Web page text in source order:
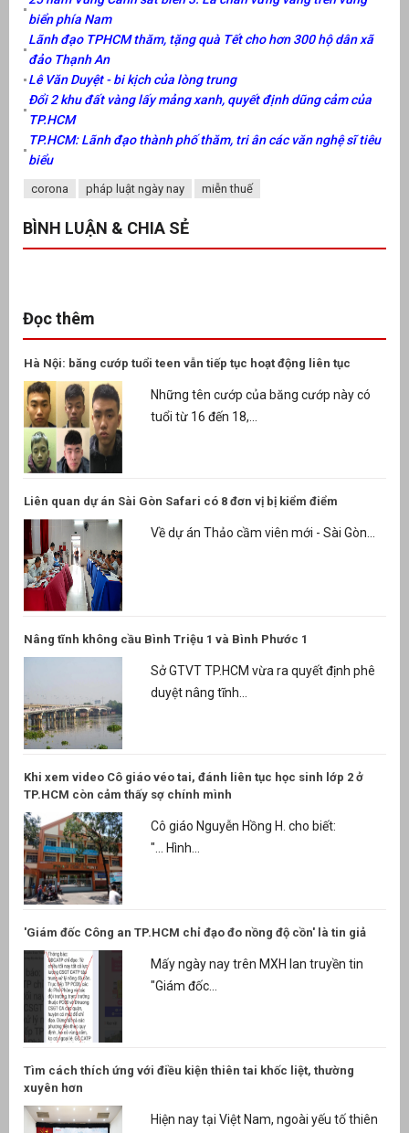
biển phía Nam
Lãnh đạo TPHCM thăm, tặng quà Tết cho hơn 300 hộ dân xã
đảo Thạnh An
Lê Văn Duyệt - bi kịch của lòng trung
Đổi 2 khu đất vàng lấy mảng xanh, quyết định dũng cảm của
TP.HCM
TP.HCM: Lãnh đạo thành phố thăm, tri ân các văn nghệ sĩ tiêu
biểu
corona pháp luật ngày nay miễn thuế
BÌNH LUẬN & CHIA SẺ
Đọc thêm
Hà Nội: băng cướp tuổi teen vẫn tiếp tục hoạt động liên tục
Những tên cướp của băng cướp này có
tuổi từ 16 đến 18,...
Liên quan dự án Sài Gòn Safari có 8 đơn vị bị kiểm điểm
Về dự án Thảo cầm viên mới - Sài Gòn...
Nâng tĩnh không cầu Bình Triệu 1 và Bình Phước 1
Sở GTVT TP.HCM vừa ra quyết định phê
duyệt nâng tĩnh...
Khi xem video Cô giáo véo tai, đánh liên tục học sinh lớp 2 ở
TP.HCM còn cảm thấy sợ chính mình
Cô giáo Nguyễn Hồng H. cho biết:
"... Hình...
'Giám đốc Công an TP.HCM chỉ đạo đo nồng độ cồn' là tin giả
Mấy ngày nay trên MXH lan truyền tin
"Giám đốc...
Tìm cách thích ứng với điều kiện thiên tai khốc liệt, thường
xuyên hơn
Hiện nay tại Việt Nam, ngoài yếu tố thiên